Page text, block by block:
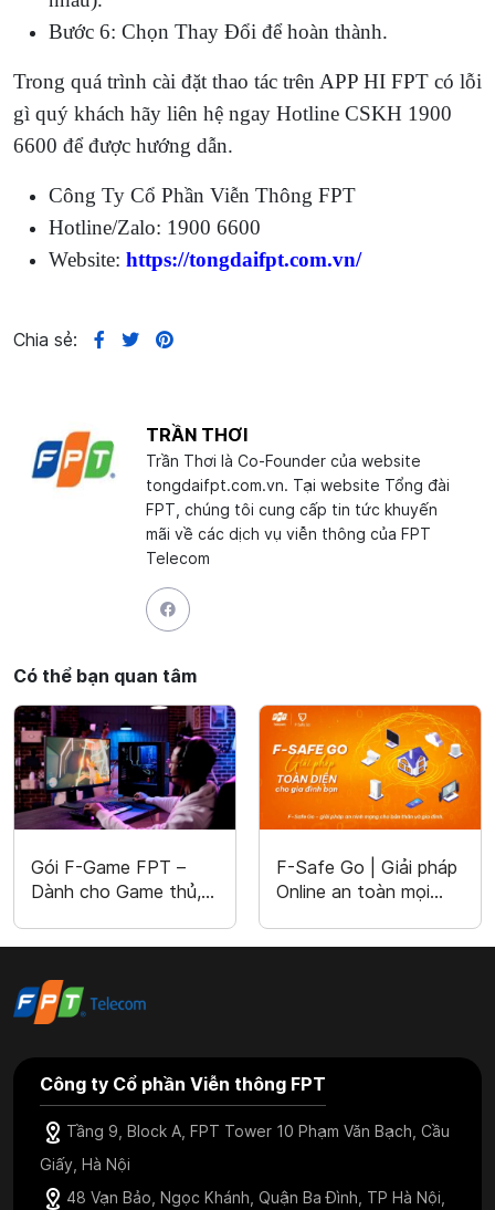
Bước 6: Chọn Thay Đổi để hoàn thành.
Trong quá trình cài đặt thao tác trên APP HI FPT có lỗi
gì quý khách hãy liên hệ ngay Hotline CSKH 1900
6600 để được hướng dẫn.
Công Ty Cổ Phần Viễn Thông FPT
Hotline/Zalo: 1900 6600
Website: https://tongdaifpt.com.vn/
Chia sẻ:
TRẦN THƠI
Trần Thơi là Co-Founder của website
tongdaifpt.com.vn. Tại website Tổng đài
FPT, chúng tôi cung cấp tin tức khuyến
mãi về các dịch vụ viễn thông của FPT
Telecom
Có thể bạn quan tâm
Gói F-Game FPT –
Dành cho Game thủ,
F-Safe Go | Giải pháp
Online an toàn mọi
Công ty Cổ phần Viễn thông FPT
Tầng 9, Block A, FPT Tower 10 Phạm Văn Bạch, Cầu
Giấy, Hà Nội
48 Vạn Bảo, Ngọc Khánh, Quận Ba Đình, TP Hà Nội,